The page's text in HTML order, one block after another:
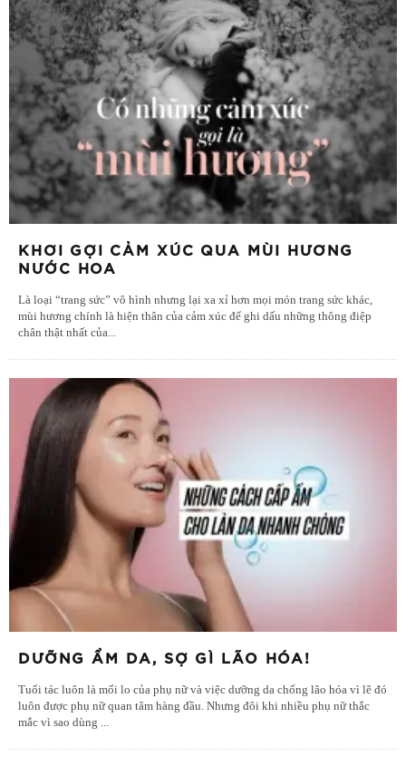
KHƠI GỢI CẢM XÚC QUA MÙI HƯƠNG
NƯỚC HOA
Là loại “trang sức” vô hình nhưng lại xa xỉ hơn mọi món trang sức khác,
mùi hương chính là hiện thân của cảm xúc để ghi dấu những thông điệp
chân thật nhất của...
DƯỠNG ẨM DA, SỢ GÌ LÃO HÓA!
Tuổi tác luôn là mối lo của phụ nữ và việc dưỡng da chống lão hóa vì lẽ đó
luôn được phụ nữ quan tâm hàng đầu. Nhưng đôi khi nhiều phụ nữ thắc
mắc vì sao dùng ...